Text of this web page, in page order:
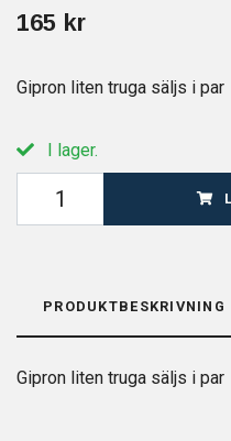
165 kr
Gipron liten truga säljs i par
I lager.
PRODUKTBESKRIVNING
Gipron liten truga säljs i par